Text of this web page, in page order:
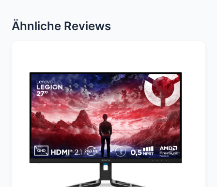
Ähnliche Reviews